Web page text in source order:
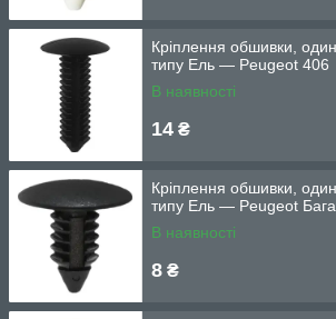
Кріплення обшивки,
типу Ель — Peugeot 406
В наявності
14 ₴
Кріплення обшивки,
типу Ель — Peugeot
В наявності
8 ₴